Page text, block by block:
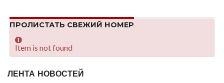
ПРОЛИСТАТЬ СВЕЖИЙ НОМЕР
Item is not found
ЛЕНТА НОВОСТЕЙ